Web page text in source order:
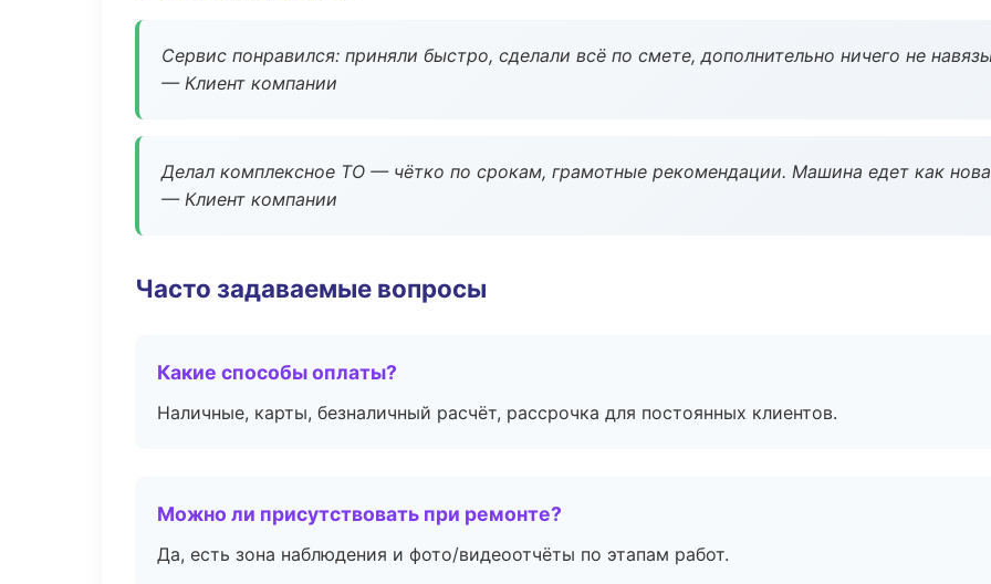
Сервис понравился: приняли быстро, сделали всё по смете, дополнительно ничего не
— Клиент компании
Делал комплексное ТО — чётко по срокам, грамотные рекомендации. Машина едет как
— Клиент компании
Часто задаваемые вопросы
Какие способы оплаты?
Наличные, карты, безналичный расчёт, рассрочка для постоянных клиентов.
Можно ли присутствовать при ремонте?
Да, есть зона наблюдения и фото/видеоотчёты по этапам работ.